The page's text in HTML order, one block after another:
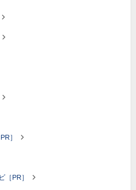
］
［PR］